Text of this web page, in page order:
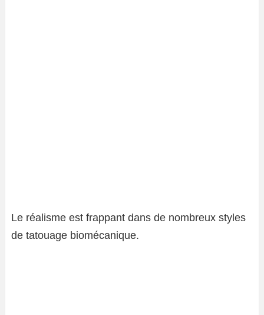
Le réalisme est frappant dans de nombreux styles
de tatouage biomécanique.